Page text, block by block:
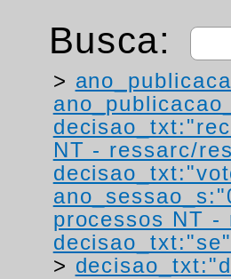
Busca:
>
NT - ressarc/
processos NT
decisao_txt:"se"
>